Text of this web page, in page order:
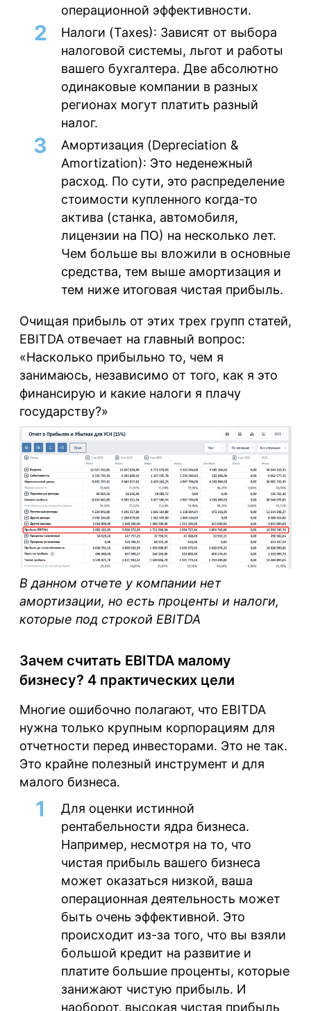
операционной эффективности.
Налоги (Taxes): Зависят от выбора
налоговой системы, льгот и работы
вашего бухгалтера. Две абсолютно
одинаковые компании в разных
регионах могут платить разный
налог.
Амортизация (Depreciation &
Amortization): Это неденежный
расход. По сути, это распределение
стоимости купленного когда-то
актива (станка, автомобиля,
лицензии на ПО) на несколько лет.
Чем больше вы вложили в основные
средства, тем выше амортизация и
тем ниже итоговая чистая прибыль.
Очищая прибыль от этих трех групп статей,
EBITDA отвечает на главный вопрос:
«Насколько прибыльно то, чем я
занимаюсь, независимо от того, как я это
финансирую и какие налоги я плачу
государству?»
В данном отчете у компании нет
амортизации, но есть проценты и налоги,
которые под строкой EBITDA
Зачем считать EBITDA малому
бизнесу? 4 практических цели
Многие ошибочно полагают, что EBITDA
нужна только крупным корпорациям для
отчетности перед инвесторами. Это не так.
Это крайне полезный инструмент и для
малого бизнеса.
Для оценки истинной
рентабельности ядра бизнеса.
Например, несмотря на то, что
чистая прибыль вашего бизнеса
может оказаться низкой, ваша
операционная деятельность может
быть очень эффективной. Это
происходит из-за того, что вы взяли
большой кредит на развитие и
платите большие проценты, которые
занижают чистую прибыль. И
наоборот, высокая чистая прибыль